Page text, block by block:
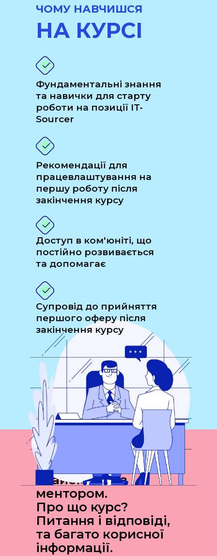
ЧОМУ НАВЧИШСЯ
НА КУРСІ
Фундаментальні знання
та навички для старту
роботи на позиції IT-
Sourcer
Рекомендації для
працевлаштування на
першу роботу після
закінчення курсу
Доступ в ком'юніті, що
постійно розвивається
та допомагає
Супровід до прийняття
першого оферу після
закінчення курсу
ВІДЕО ОНЛАЙН ЗУСТРІЧІ З МЕНТОРОМ
КУРСУ
Знайомство з
ментором.
Про що курс?
Питання і відповіді,
та багато корисної
інформації.